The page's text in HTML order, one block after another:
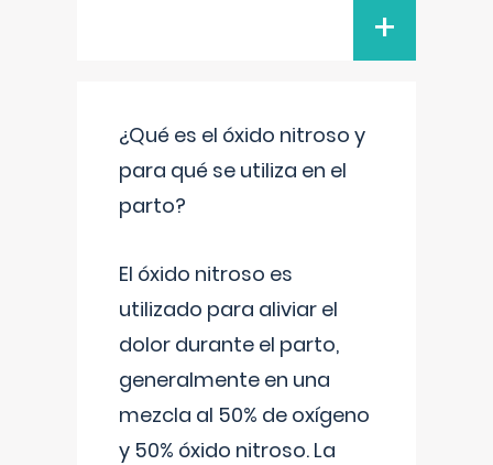
+
¿Qué es el óxido nitroso y
para qué se utiliza en el
parto?
El óxido nitroso es
utilizado para aliviar el
dolor durante el parto,
generalmente en una
mezcla al 50% de oxígeno
y 50% óxido nitroso. La